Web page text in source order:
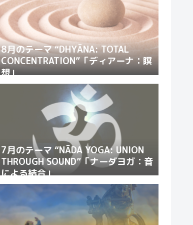
8月のテーマ “DHYĀNA: TOTAL
CONCENTRATION”「ディアーナ：瞑
想」
7月のテーマ “NĀDA YOGA: UNION
THROUGH SOUND”「ナーダヨガ：音
による結合」